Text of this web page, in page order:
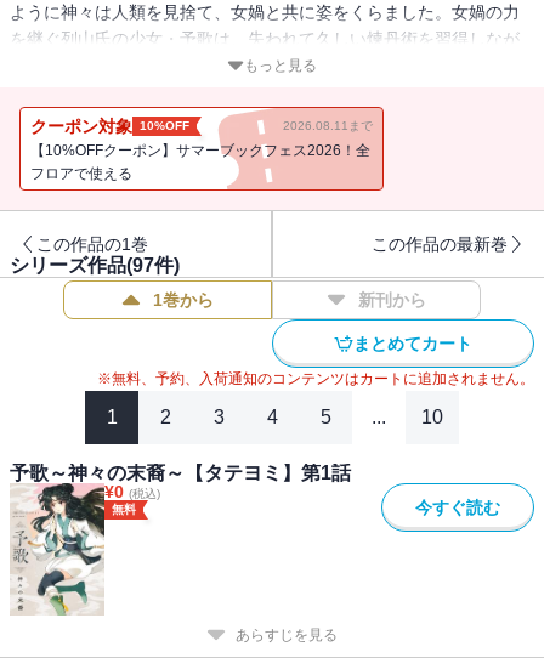
ように神々は人類を見捨て、女媧と共に姿をくらました。女媧の力
を継ぐ列山氏の少女・予歌は、失われて久しい煉丹術を習得しなが
らも、流離いの日々を送っていた。平凡な暮らしを切望する彼女だ
争が勃発しようとしている中、彼女は共存の道を探すべく、女媧が
捨てた天の裂け目を塞ぐことを決意する。
もっと見る
クーポン対象 10%OFF 2026.08.11まで
【10%OFFクーポン】サマーブックフェス2026！全
フロアで使える
この作品の1巻 この作品の最新巻
シリーズ作品(97件)
1巻から 新刊から
まとめてカート
※無料、予約、入荷通知のコンテンツはカートに追加されません。
1 2 3 4 5 ... 10
予歌～神々の末裔～【タテヨミ】第1話
¥0 (税込)
無料
今すぐ読む
あらすじを見る